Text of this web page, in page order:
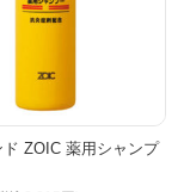
ZOIC 薬用シャンプ